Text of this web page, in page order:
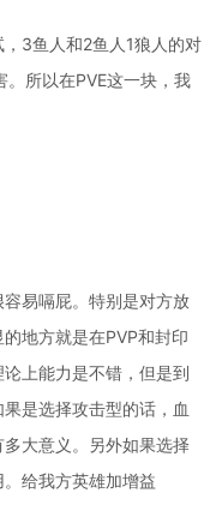
3鱼人和2鱼人1狼人的对
所以在PVE这一块，我
易嗝屁。特别是对方放
地方就是在PVP和封印
上能力是不错，但是到
是选择攻击型的话，血
大意义。另外如果选择
给我方英雄加增益